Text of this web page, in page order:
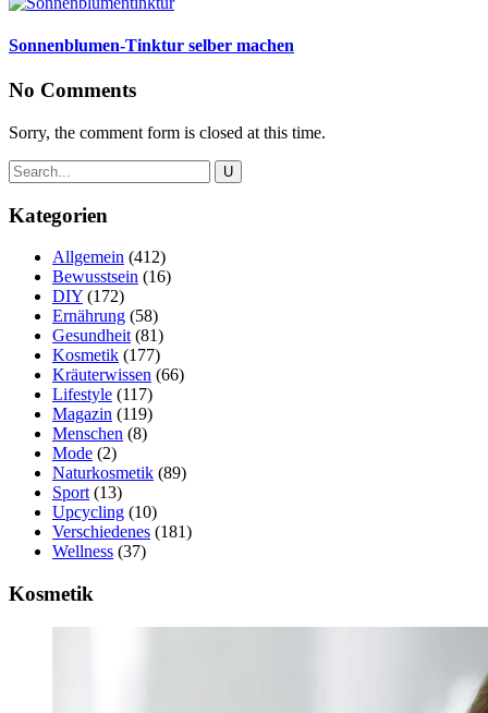
Sonnenblumen-Tinktur selber machen
No Comments
Sorry, the comment form is closed at this time.
Kategorien
Allgemein (412)
Bewusstsein (16)
DIY (172)
Ernährung (58)
Gesundheit(81)
Kosmetik (177)
Kräuterwissen (66)
Lifestyle (117)
Magazin (119)
Menschen (8)
Mode (2)
Naturkosmetik (89)
Sport(13)
Upcycling (10)
Verschiedenes (181)
Wellness (37)
Kosmetik